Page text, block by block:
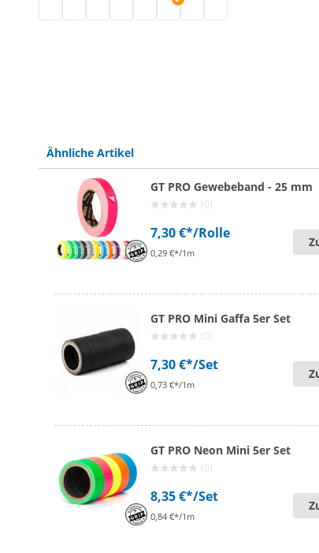
Gaffa Tape matt | neongrün
Gaffa Tape matt | grau
Gaffa Tape matt | schwarz
Gaffa Tape matt | weiß
Gaffa Tape matt | neongelb
Gaffa Tape matt | neonorange
Gaffa Tape matt |
Ähnliche Artikel
GT PRO Gewebeband - 25 mm
(0)
7,30 €*/Rolle
0,29 €*/1m
GT PRO Mini Gaffa 5er Set
(0)
7,30 €*/Set
0,73 €*/1m
GT PRO Neon Mini 5er Set
(0)
8,35 €*/Set
0,84 €*/1m